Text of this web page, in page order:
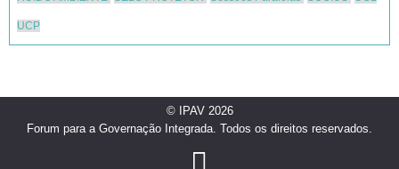
UCP
© IPAV 2026
Forum para a Governação Integrada. Todos os direitos reservados.